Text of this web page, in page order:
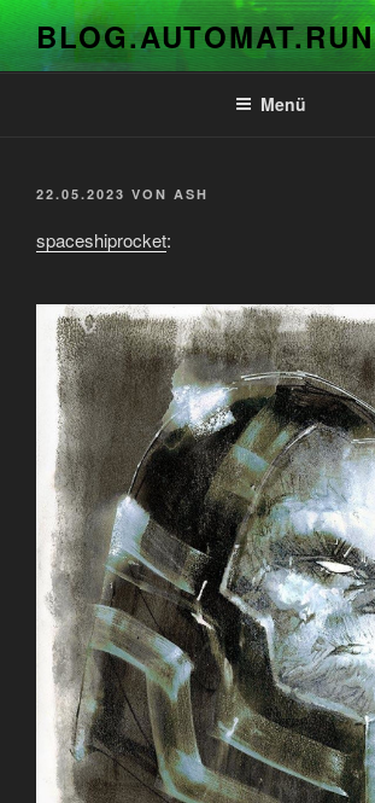
Zum
Inhalt
springen
BLOG.AUTOMAT.RUN
Menü
VERÖFFENTLICHT
22.05.2023 VON ASH
spaceshiprocket: